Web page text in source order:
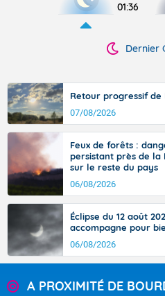
01:36
Dernier
Retour progressif
07/08/2026
Feux de forêts :
persistant près de la
sur le reste du pays
06/08/2026
Éclipse du 12 août
accompagne pour
06/08/2026
A PROXIMITÉ DE